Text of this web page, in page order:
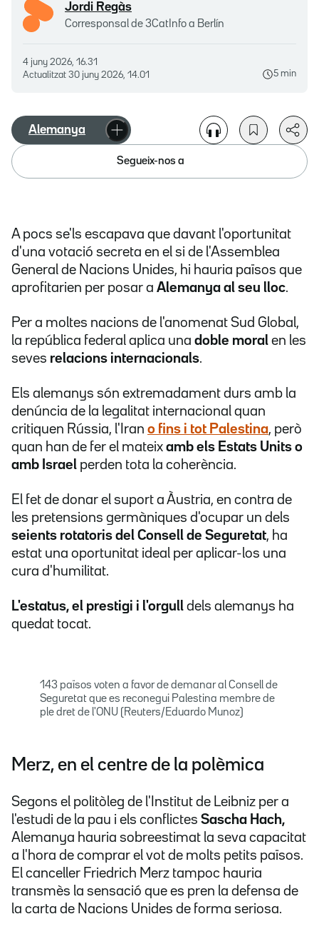
Jordi Regàs
Corresponsal de 3CatInfo a Berlín
4 juny 2026, 16.31
Actualitzat 30 juny 2026, 14.01 5 min
Alemanya
Segueix-nos a
A pocs se'ls escapava que davant l'oportunitat
d'una votació secreta en el si de l'Assemblea
General de Nacions Unides, hi hauria països que
aprofitarien per posar a Alemanya al seu lloc.
Per a moltes nacions de l'anomenat Sud Global,
la república federal aplica una doble moral en les
seves relacions internacionals.
Els alemanys són extremadament durs amb la
denúncia de la legalitat internacional quan
critiquen Rússia, l'Iran o fins i tot Palestina, però
quan han de fer el mateix amb els Estats Units o
amb Israel perden tota la coherència.
El fet de donar el suport a Àustria, en contra de
les pretensions germàniques d'ocupar un dels
seients rotatoris del Consell de Seguretat, ha
estat una oportunitat ideal per aplicar-los una
cura d'humilitat.
L'estatus, el prestigi i l'orgull dels alemanys ha
quedat tocat.
143 països voten a favor de demanar al Consell de
Seguretat que es reconegui Palestina membre de
ple dret de l'ONU (Reuters/Eduardo Munoz)
Merz, en el centre de la polèmica
Segons el politòleg de l'Institut de Leibniz per a
l'estudi de la pau i els conflictes Sascha Hach,
Alemanya hauria sobreestimat la seva capacitat
a l'hora de comprar el vot de molts petits països.
El canceller Friedrich Merz tampoc hauria
transmès la sensació que es pren la defensa de
la carta de Nacions Unides de forma seriosa.